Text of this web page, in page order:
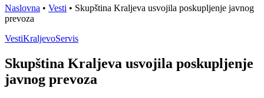
Naslovna • Vesti • Skupština Kraljeva usvojila poskupljenje javnog
prevoza
VestiKraljevoServis
Skupština Kraljeva usvojila poskupljenje
javnog prevoza